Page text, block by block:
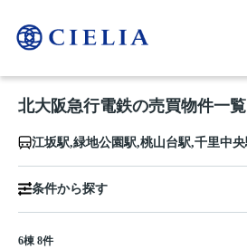
北大阪急行電鉄の売買物件一覧
条件から探す
6棟 8件